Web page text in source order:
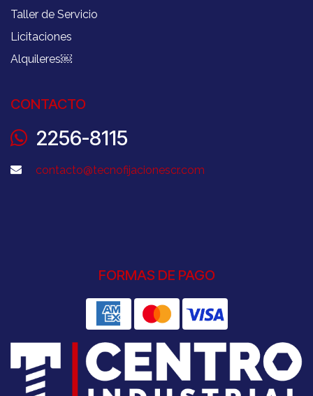
Taller de Servicio
Licitaciones
Alquileres￼
CONTACTO
2256-8115
contacto@tecnofijacionescr.com
FORMAS DE PAGO